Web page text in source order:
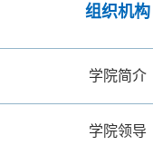
组织机构
学院简介
学院领导